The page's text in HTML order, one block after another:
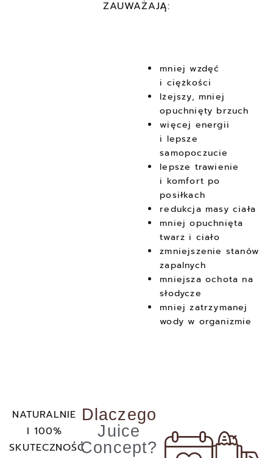
ZAUWAŻAJĄ:
mniej wzdęć
i ciężkości
lżejszy, mniej
opuchnięty brzuch
więcej energii
i lepsze
samopoczucie
lepsze trawienie
i komfort po
posiłkach
redukcja masy ciała
mniej opuchnięta
twarz i ciało
zmniejszenie stanów
zapalnych
mniejsza ochota na
słodycze
mniej zatrzymanej
wody w organizmie
NATURALNIE
I 100%
SKUTECZNOŚĆ
Dlaczego
Juice
Concept?